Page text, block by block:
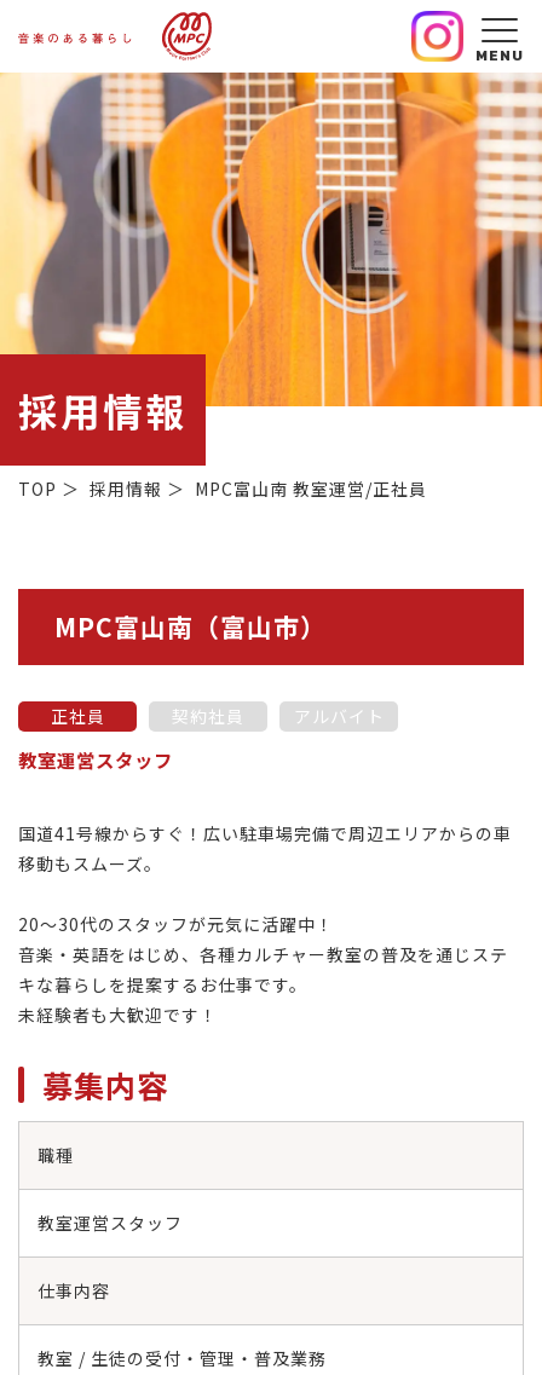
MENU
採用情報
TOP ＞ 採用情報 ＞ MPC富山南 教室運営/正社員
MPC富山南（富山市）
正社員 契約社員 アルバイト
教室運営スタッフ
国道41号線からすぐ！広い駐車場完備で周辺エリアからの車
移動もスムーズ。
20～30代のスタッフが元気に活躍中！
音楽・英語をはじめ、各種カルチャー教室の普及を通じステ
キな暮らしを提案するお仕事です。
未経験者も大歓迎です！
募集内容
職種
教室運営スタッフ
仕事内容
教室 / 生徒の受付・管理・普及業務